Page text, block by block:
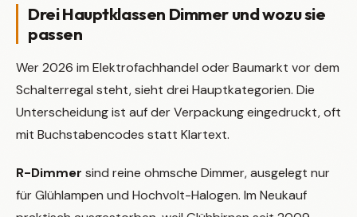
Drei Hauptklassen Dimmer und wozu sie
passen
Wer 2026 im Elektrofachhandel oder Baumarkt vor dem
Schalterregal steht, sieht drei Hauptkategorien. Die
Unterscheidung ist auf der Verpackung eingedruckt, oft
mit Buchstabencodes statt Klartext.
R-Dimmer sind reine ohmsche Dimmer, ausgelegt nur
für Glühlampen und Hochvolt-Halogen. Im Neukauf